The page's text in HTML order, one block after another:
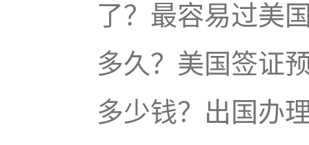
了？最容易过美
多久？美国签证
多少钱？出国办